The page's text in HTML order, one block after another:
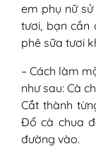
em phụ nữ
tươi, bạn cần
phê sữa tươi
– Cách làm
như sau: Cà
Cắt thành
Đổ cà chua
đường vào.